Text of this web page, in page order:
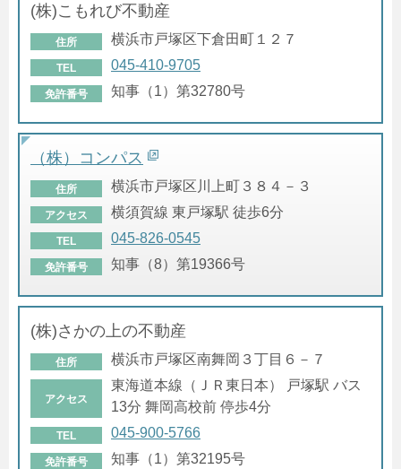
(株)こもれび不動産
住所 横浜市戸塚区下倉田町１２７
TEL 045-410-9705
免許番号 知事（1）第32780号
（株）コンパス
住所 横浜市戸塚区川上町３８４－３
アクセス 横須賀線 東戸塚駅 徒歩6分
TEL 045-826-0545
免許番号 知事（8）第19366号
(株)さかの上の不動産
住所 横浜市戸塚区南舞岡３丁目６－７
アクセス
東海道本線（ＪＲ東日本） 戸塚駅 バス
13分 舞岡高校前 停歩4分
TEL 045-900-5766
免許番号 知事（1）第32195号